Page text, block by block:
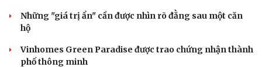
Những "giá trị ẩn" cần được nhìn rõ đằng sau một căn
hộ
Vinhomes Green Paradise được trao chứng nhận thành
phố thông minh